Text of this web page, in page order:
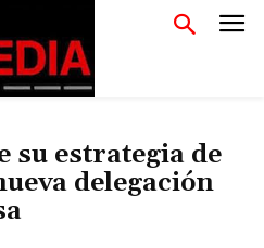
su estrategia de
delegación